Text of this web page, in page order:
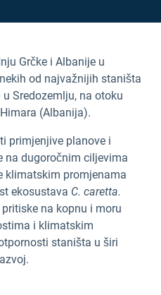
Grčke i Albanije u
od najvažnijih staništa
u Sredozemlju, na otoku
(Albanija).
primjenjive planove i
na dugoročnim ciljevima
klimatskim promjenama
ekosustava C. caretta.
na kopnu i moru
i klimatskim
staništa u širi